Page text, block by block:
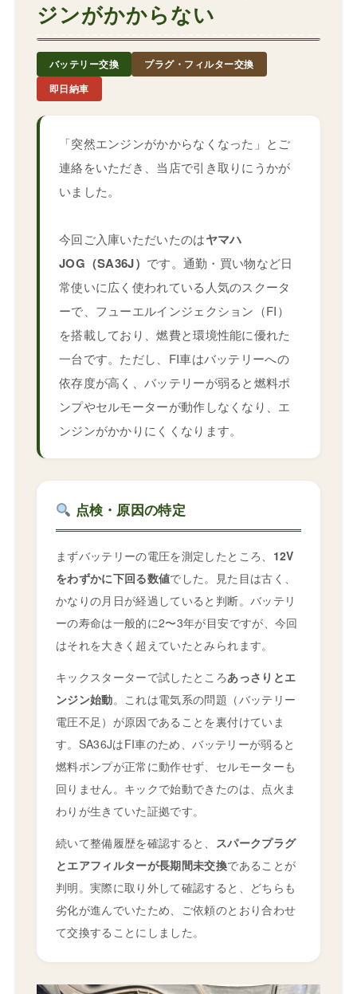
ジンがかからない
バッテリー交換
プラグ・フィルター交換
即日納車
「突然エンジンがかからなくなった」とご
連絡をいただき、当店で引き取りにうかが
いました。
今回ご入庫いただいたのはヤマハ
JOG（SA36J） です。通勤・買い物など日
常使いに広く使われている人気のスクータ
ーで、フューエルインジェクション（FI）
を搭載しており、燃費と環境性能に優れた
一台です。ただし、FI車はバッテリーへの
依存度が高く、バッテリーが弱ると燃料ポ
ンプやセルモーターが動作しなくなり、エ
ンジンがかかりにくくなります。
点検・原因の特定
まずバッテリーの電圧を測定したところ、 12V
をわずかに下回る数値でした。見た目は古く、
かなりの月日が経過していると判断。バッテリ
ーの寿命は一般的に2〜3年が目安ですが、今回
はそれを大きく超えていたとみられます。
キックスターターで試したところあっさりとエ
ンジン始動。これは電気系の問題（バッテリー
電圧不足）が原因であることを裏付けていま
す。SA36JはFI車のため、バッテリーが弱ると
燃料ポンプが正常に動作せず、セルモーターも
回りません。キックで始動できたのは、点火ま
わりが生きていた証拠です。
続いて整備履歴を確認すると、
スパークプラグ
とエアフィルターが長期間未交換であることが
判明。実際に取り外して確認すると、どちらも
劣化が進んでいたため、ご依頼のとおり合わせ
て交換することにしました。